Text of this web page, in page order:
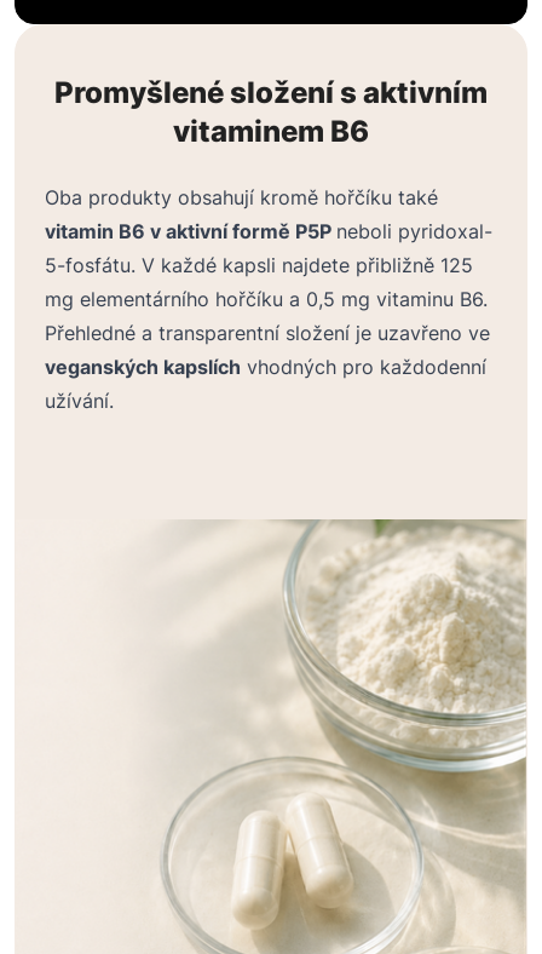
Promyšlené složení s aktivním
vitaminem B6
Oba produkty obsahují kromě hořčíku také
vitamin B6 v aktivní formě P5P neboli pyridoxal-
5-fosfátu. V každé kapsli najdete přibližně 125
mg elementárního hořčíku a 0,5 mg vitaminu B6.
Přehledné a transparentní složení je uzavřeno ve
veganských kapslích vhodných pro každodenní
užívání.